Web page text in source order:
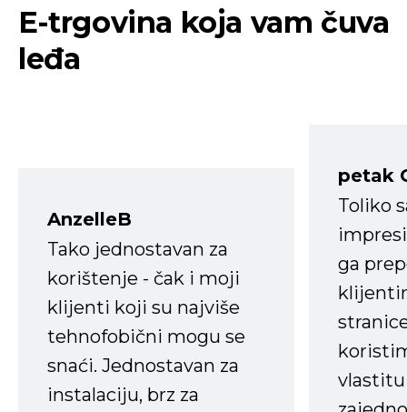
E-trgovina koja vam čuva
leđa
AnzelleB
Tako jednostavan za
korištenje - čak i moji
klijenti koji su najviše
tehnofobični mogu se
snaći. Jednostavan za
instalaciju, brz za
petak
Toliko
ga